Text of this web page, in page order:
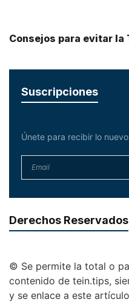
Consejos para evitar la
Suscripciones
Únete para recibir lo nuevo
Derechos Reservados
© Se permite la total o
contenido de tein.tips,
y se enlace a este